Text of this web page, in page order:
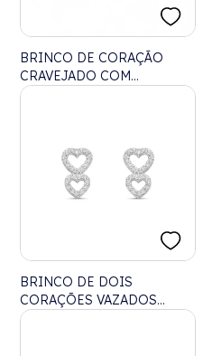
BRINCO DE CORAÇÃO
CRAVEJADO COM
ZIRCÔNIA
BRINCO DE DOIS
CORAÇÕES VAZADOS
CRAVEJADO COM